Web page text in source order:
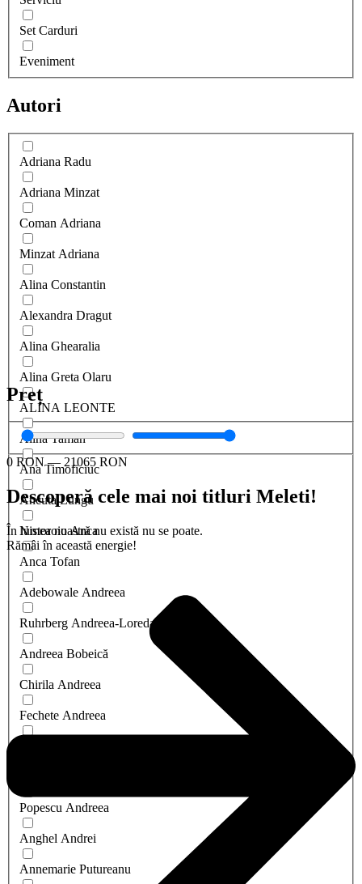
Set Carduri
Eveniment
Autori
Adriana Radu
Adriana Minzat
Coman Adriana
Minzat Adriana
Alina Constantin
Alexandra Dragut
Alina Ghearalia
Alina Greta Olaru
ALINA LEONTE
Alina Taman
Ana Timoficiuc
Ancuta Lungu
Nistoroiu Anca
Anca Tofan
Adebowale Andreea
Ruhrberg Andreea-Loredana
Andreea Bobeică
Chirila Andreea
Fechete Andreea
Popescu Andreea
Anghel Andrei
Annemarie Putureanu
Preț
0 RON— 21065 RON
Descoperă cele mai noi titluri Meleti!
În lumea noastră nu există nu se poate.
Rămâi în această energie!